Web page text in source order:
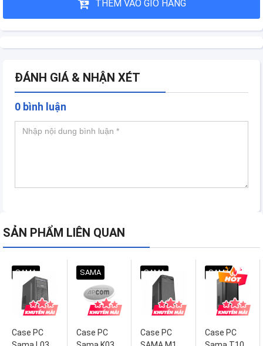
THÊM VÀO GIỎ HÀNG
ĐÁNH GIÁ & NHẬN XÉT
0 bình luận
SẢN PHẨM LIÊN QUAN
SAMA
Case PC
SAMA
Case PC
SAMA
Case PC
SAMA
Case PC